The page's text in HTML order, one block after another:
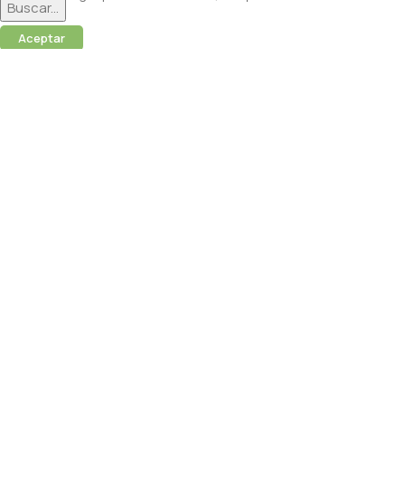
Buscar...
cookies.
Aceptar